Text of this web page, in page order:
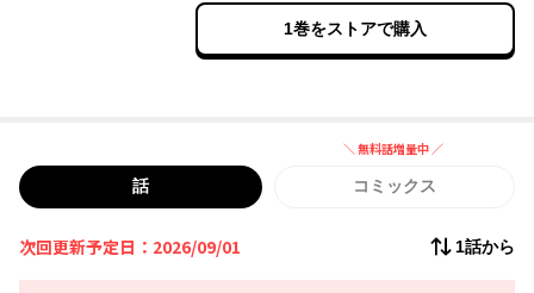
1巻をストアで購入
＼ 無料話増量中 ／
話 無料話増量中
コミックス
次回更新予定日：2026/09/01 1話から